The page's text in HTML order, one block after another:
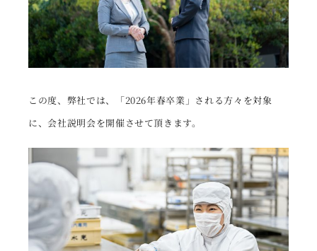
この度、弊社では、「2026年春卒業」される方々を対象
に、会社説明会を開催させて頂きます。